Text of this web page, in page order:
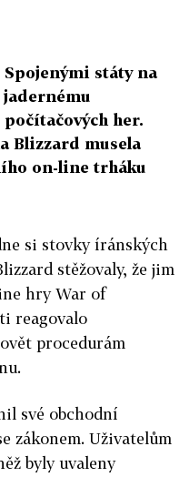
Spojenými státy na
her.
Blizzard musela
on-line trháku
si stovky íránských
stěžovaly, že jim
hry War of
reagovalo
procedurám
své obchodní
zákonem. Uživatelům
byly uvaleny